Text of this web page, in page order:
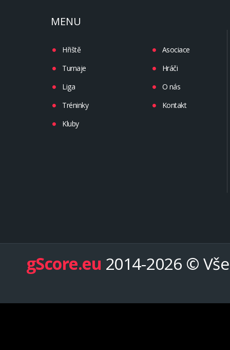
MENU
Hřiště
Turnaje
Liga
Tréninky
Kluby
Asociace
Hráči
O nás
Kontakt
gScore.eu 2014-2026 ©